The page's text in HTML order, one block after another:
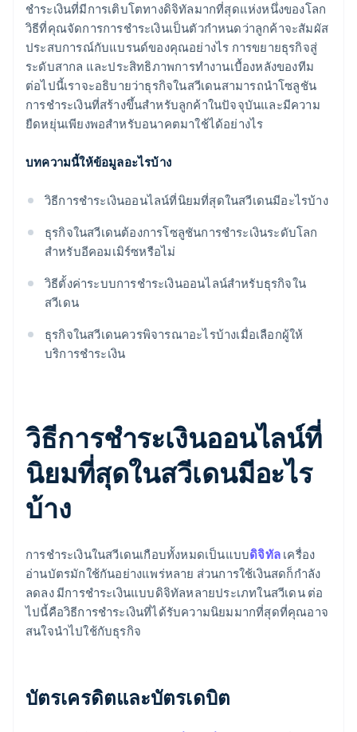
ทดสอบขั้นตอนการชำระเงินทั้งหมด
เปิดตัวแล้วติดตามสิ่งที่เกิดขึ้น
การใช้งานสำหรับนักพัฒนาและความยืดหยุ่นในการ
ผสานการทำงาน
เครื่องมือรักษาความปลอดภัย การปฏิบัติตามข้อกำหนด
และการฉ้อโกง
การตั้งราคาที่โปร่งใส
ชำระเงินที่มีการเติบโตทางดิจิทัลมากที่สุดแห่งหนึ่งของโลก
วิธีที่คุณจัดการการชำระเงินเป็นตัวกำหนดว่าลูกค้าจะสัมผัส
ประสบการณ์กับแบรนด์ของคุณอย่างไร การขยายธุรกิจสู่
ระดับสากล และประสิทธิภาพการทำงานเบื้องหลังของทีม
ต่อไปนี้เราจะอธิบายว่าธุรกิจในสวีเดนสามารถนำโซลูชัน
การชำระเงินที่สร้างขึ้นสำหรับลูกค้าในปัจจุบันและมีความ
ยืดหยุ่นเพียงพอสำหรับอนาคตมาใช้ได้อย่างไร
บทความนี้ให้ข้อมูลอะไรบ้าง
วิธีการชำระเงินออนไลน์ที่นิยมที่สุดในสวีเดนมีอะไรบ้าง
ธุรกิจในสวีเดนต้องการโซลูชันการชำระเงินระดับโลก
สำหรับอีคอมเมิร์ซหรือไม่
วิธีตั้งค่าระบบการชำระเงินออนไลน์สำหรับธุรกิจใน
สวีเดน
ธุรกิจในสวีเดนควรพิจารณาอะไรบ้างเมื่อเลือกผู้ให้
บริการชำระเงิน
วิธีการชำระเงินออนไลน์ที่
นิยมที่สุดในสวีเดนมีอะไร
บ้าง
การชำระเงินในสวีเดนเกือบทั้งหมดเป็นแบบดิจิทัล เครื่อง
อ่านบัตรมักใช้กันอย่างแพร่หลาย ส่วนการใช้เงินสดก็กำลัง
ลดลง มีการชำระเงินแบบดิจิทัลหลายประเภทในสวีเดน ต่อ
ไปนี้คือวิธีการชำระเงินที่ได้รับความนิยมมากที่สุดที่คุณอาจ
สนใจนำไปใช้กับธุรกิจ
บัตรเครดิตและบัตรเดบิต